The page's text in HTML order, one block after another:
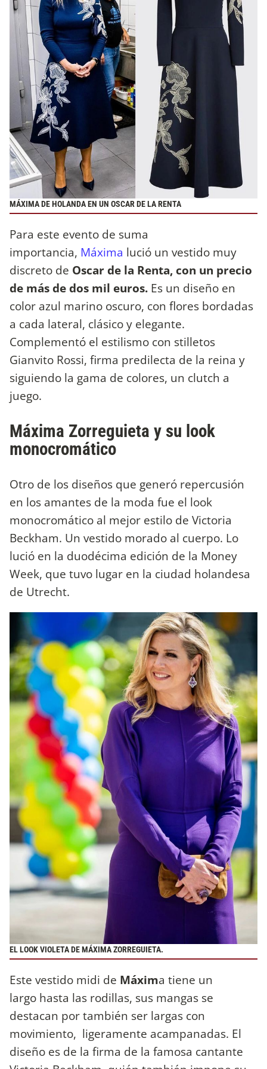
MÁXIMA DE HOLANDA EN UN OSCAR DE LA RENTA
Para este evento de suma
importancia, Máxima lució un vestido muy
discreto de Oscar de la Renta, con un precio
de más de dos mil euros. Es un diseño en
color azul marino oscuro, con flores bordadas
a cada lateral, clásico y elegante.
Complementó el estilismo con stilletos
Gianvito Rossi, firma predilecta de la reina y
siguiendo la gama de colores, un clutch a
juego.
Máxima Zorreguieta y su look
monocromático
Otro de los diseños que generó repercusión
en los amantes de la moda fue el look
monocromático al mejor estilo de Victoria
Beckham. Un vestido morado al cuerpo. Lo
lució en la duodécima edición de la Money
Week, que tuvo lugar en la ciudad holandesa
de Utrecht.
EL LOOK VIOLETA DE MÁXIMA ZORREGUIETA.
Este vestido midi de Máxima tiene un
largo hasta las rodillas, sus mangas se
destacan por también ser largas con
movimiento, ligeramente acampanadas. El
diseño es de la firma de la famosa cantante